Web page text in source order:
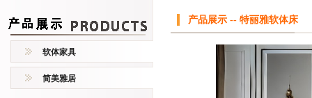
软体家具
简美雅居
产品展示 -- 特丽雅软体床